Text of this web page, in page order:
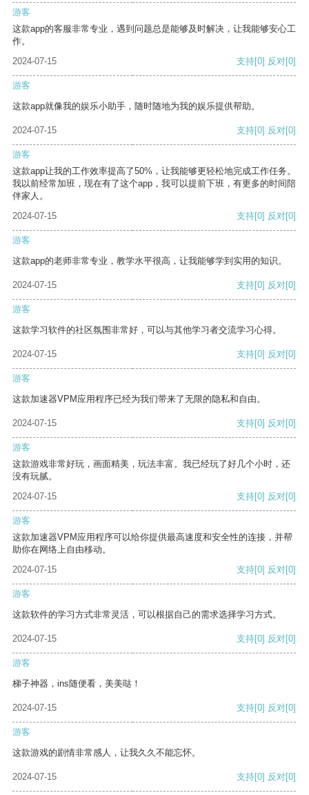
游客
这款app的客服非常专业，遇到问题总是能够及时解决，让我能够安心工
作。
2024-07-15
支持[0] 反对[0]
游客
这款app就像我的娱乐小助手，随时随地为我的娱乐提供帮助。
2024-07-15 支持[0] 反对[0]
游客
这款app让我的工作效率提高了50%，让我能够更轻松地完成工作任务。
我以前经常加班，现在有了这个app，我可以提前下班，有更多的时间陪
伴家人。
2024-07-15
支持[0] 反对[0]
游客
这款app的老师非常专业，教学水平很高，让我能够学到实用的知识。
2024-07-15 支持[0] 反对[0]
游客
这款学习软件的社区氛围非常好，可以与其他学习者交流学习心得。
2024-07-15 支持[0] 反对[0]
游客
这款加速器VPM应用程序已经为我们带来了无限的隐私和自由。
2024-07-15 支持[0] 反对[0]
游客
这款游戏非常好玩，画面精美，玩法丰富。我已经玩了好几个小时，还
没有玩腻。
2024-07-15
支持[0] 反对[0]
游客
这款加速器VPM应用程序可以给你提供最高速度和安全性的连接，并帮
助你在网络上自由移动。
2024-07-15
支持[0] 反对[0]
游客
这款软件的学习方式非常灵活，可以根据自己的需求选择学习方式。
2024-07-15 支持[0] 反对[0]
游客
梯子神器，ins随便看，美美哒！
2024-07-15 支持[0] 反对[0]
游客
这款游戏的剧情非常感人，让我久久不能忘怀。
2024-07-15 支持[0] 反对[0]